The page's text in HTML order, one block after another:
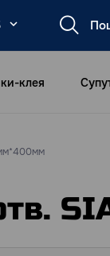
клея